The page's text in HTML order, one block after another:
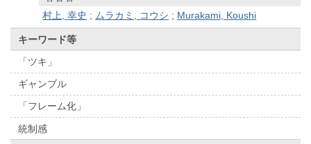
村上, 幸史 ; ムラカミ, コウシ ; Murakami, Koushi
キーワード等
「ツキ」
ギャンブル
「フレーム化」
統制感